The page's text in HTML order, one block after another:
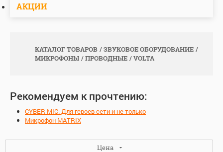
АКЦИИ
КАТАЛОГ ТОВАРОВ
ЗВУКОВОЕ ОБОРУДОВАНИЕ
МИКРОФОНЫ
ПРОВОДНЫЕ VOLTA
Рекомендуем к прочтению:
CYBER MIC. Для героев сети и не только
Микрофон MATRIX
Цена